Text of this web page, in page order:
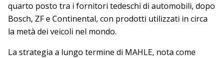
quarto posto tra i fornitori tedeschi di automobili, dopo
Bosch, ZF e Continental, con prodotti utilizzati in circa
la metà dei veicoli nel mondo.
La strategia a lungo termine di MAHLE, nota come